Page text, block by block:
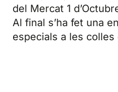
del Mercat 1
Al final s’ha fet una
especials a les colles